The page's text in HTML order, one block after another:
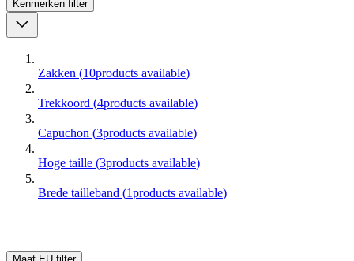
Kenmerken filter
Zakken (10products available)
Trekkoord (4products available)
Capuchon (3products available)
Hoge taille (3products available)
Brede tailleband (1products available)